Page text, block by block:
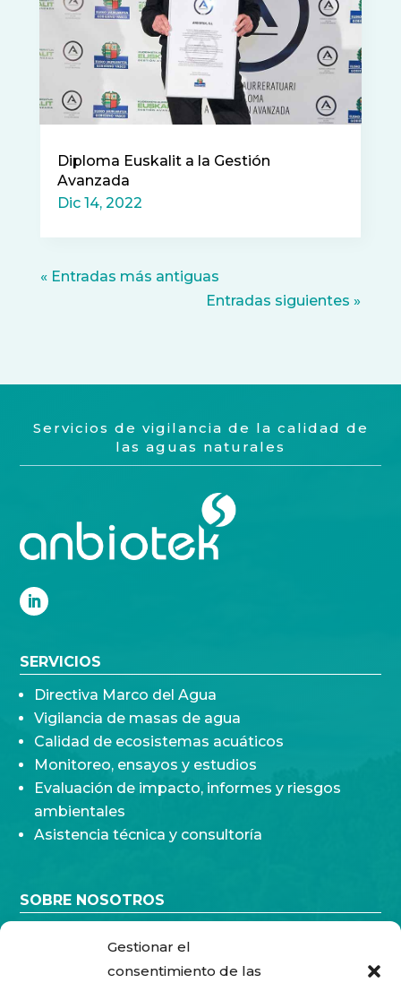
Gestionar el
consentimiento de las
Diploma Euskalit a la Gestión
Avanzada
Dic 14, 2022
« Entradas más antiguas
Entradas siguientes »
Servicios de vigilancia de la calidad de
las aguas naturales
SERVICIOS
Directiva Marco del Agua
Vigilancia de masas de agua
Calidad de ecosistemas acuáticos
Monitoreo, ensayos y estudios
Evaluación de impacto, informes y riesgos
ambientales
Asistencia técnica y consultoría
SOBRE NOSOTROS